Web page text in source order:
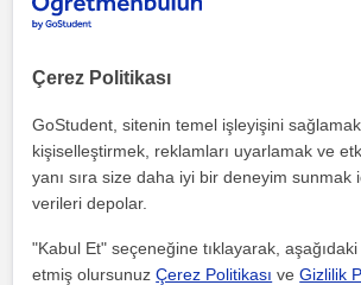
Her iki düğmeye tıklayarak,
Çerez Politikası
GoStudent, sitenin temel işleyişini
kişiselleştirmek, reklamları uyarlamak ve
yanı sıra size daha iyi bir deneyim sunmak
verileri depolar.
"Kabul Et" seçeneğine tıklayarak,
etmiş olursunuzÇerez Politikası veGizlilik